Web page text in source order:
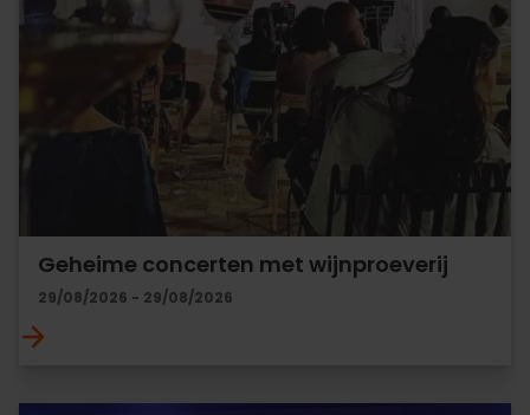
Geheime concerten met wijnproeverij
29/08/2026 - 29/08/2026